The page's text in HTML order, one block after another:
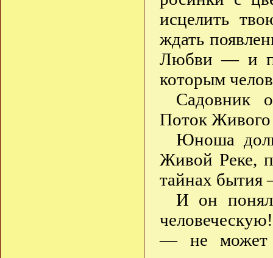
исцелить
ждать
Любви — и
которым
Садовник
Поток
Юноша
Живой Реке,
тайнах бытия
И он понял
— не может